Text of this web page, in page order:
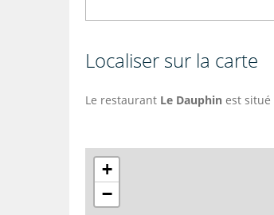
Localiser sur la carte
Le restaurant Le Dauphin est situé
+
−